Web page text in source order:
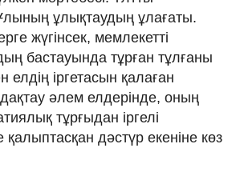
ұлықтаудың ұлағаты.
жүгінсек, мемлекетті
бастауында тұрған тұлғаны
елдің іргетасын қалаған
әлем елдерінде, оның
тұрғыдан іргелі
дәстүр екеніне көз